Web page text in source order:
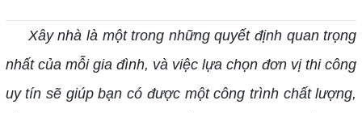
Xây nhà là một trong những quyết định quan trọng
nhất của mỗi gia đình, và việc lựa chọn đơn vị thi công
uy tín sẽ giúp bạn có được một công trình chất lượng,